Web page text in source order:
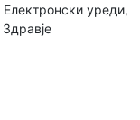
Електронски уреди,
Здравје